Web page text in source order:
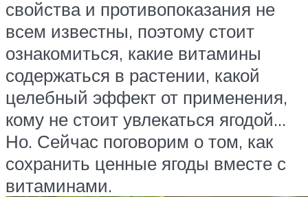
свойства и противопоказания не
всем известны, поэтому стоит
ознакомиться, какие витамины
содержаться в растении, какой
целебный эффект от применения,
кому не стоит увлекаться ягодой…
Но. Сейчас поговорим о том, как
сохранить ценные ягоды вместе с
витаминами.